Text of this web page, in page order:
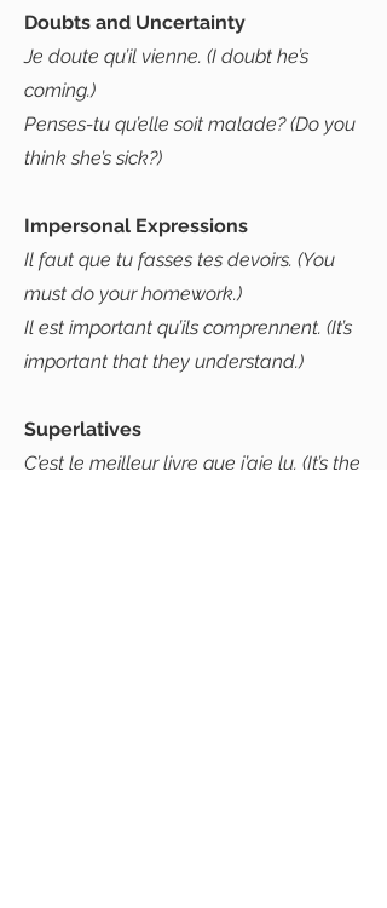
Doubts and Uncertainty
Je doute qu’il vienne. (I doubt he’s
coming.)
Penses-tu qu’elle soit malade? (Do you
think she’s sick?)
Impersonal Expressions
Il faut que tu fasses tes devoirs. (You
must do your homework.)
Il est important qu’ils comprennent. (It’s
important that they understand.)
Superlatives
C’est le meilleur livre que j’aie lu. (It’s the